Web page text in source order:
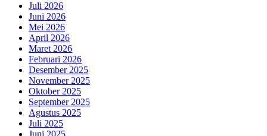
Juli 2026
Juni 2026
Mei 2026
April 2026
Maret 2026
Februari 2026
Desember 2025
November 2025
Oktober 2025
September 2025
Agustus 2025
Juli 2025